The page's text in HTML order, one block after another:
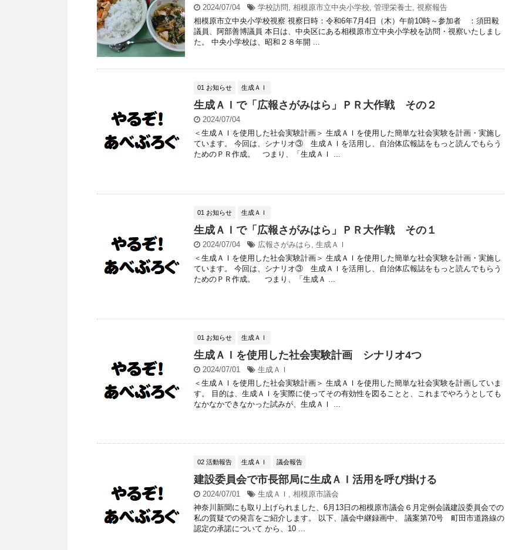
2024/07/04 学校訪問 , 相模原市立中央小学校, 管理栄養士, 視察報告
相模原市立中央小学校視察 視察日時：令和6年7月4日（木）午前10時～参加者 ：須田毅
議員、阿部善博議員 本日は、中央区にある相模原市立中央小学校を訪問・視察いたしまし
た。 中央小学校は、昭和２８年開 ...
01 お知らせ 生成ＡＩ
生成ＡＩで「広報さがみはら」ＰＲ大作戦 その２
2024/07/04
＜生成ＡＩを使用した社会実験計画＞ 生成ＡＩを使用した簡単な社会実験を計画・実施し
ています。 今回は、シナリオ③ 生成ＡＩを活用し、自治体広報誌をもっと読んでもらう
ためのＰＲ作成。 つまり、「生成ＡＩ ...
01 お知らせ 生成ＡＩ
生成ＡＩで「広報さがみはら」ＰＲ大作戦 その１
2024/07/04 広報さがみはら
生成ＡＩ
＜生成ＡＩを使用した社会実験計画＞ 生成ＡＩを使用した簡単な社会実験を計画・実施し
ています。 今回は、シナリオ③ 生成ＡＩを活用し、自治体広報誌をもっと読んでもらう
ためのＰＲ作成。 つまり、「生成Ａ ...
01 お知らせ 生成ＡＩ
生成ＡＩを使用した社会実験計画 シナリオ4つ
2024/07/01
生成ＡＩ
＜生成ＡＩを使用した社会実験計画＞ 生成ＡＩを使用した簡単な社会実験を計画していま
す。 目的は、生成ＡＩを実際に使ってその有効性を図ることと、これまでやろうとしても
なかなかできなかった試みが、生成ＡＩ ...
02 活動報告 生成ＡＩ 議会報告
建設委員会で市長部局に生成ＡＩ活用を呼び掛ける
2024/07/01 生成ＡＩ , 相模原市議会
神奈川新聞にも取り上げられました、6月13日の相模原市議会６月定例会議建設委員会での
私の質疑での発言をご紹介します。 以下、議会中継録画中、 議案第70号 町田市道路線の
認定の承諾について から、10 ...